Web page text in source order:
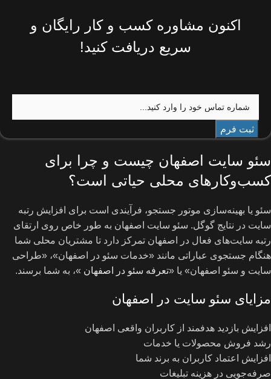
اکنون مشاوره کسب و کار رایگان و
سریع دریافت کنید!
سئو سایت اصفهان چیست و چرا برای
کسب‌وکارهای محلی حیاتی است؟
سئو یا بهینه‌سازی موتور جستجو، فرآیندی است برای افزایش رتبه
سایت در نتایج گوگل. سئو سایت اصفهان به طور خاص روی ارتقای
رتبه سایت‌های فعال در اصفهان تمرکز دارد تا مشتریان محلی شما
هنگام جستجوی عباراتی مانند «خدمات سئو در اصفهان»، «طراحی
سایت و سئو اصفهان» یا «تعرفه سئو در اصفهان »، به شما برسند.
مزایای سئو سایت در اصفهان
افزایش بازدید هدفمند از کاربران واقعی اصفهان
رشد فروش محصولات یا خدمات
افزایش اعتماد کاربران به برند شما
صرفه‌جویی در هزینه تبلیغات